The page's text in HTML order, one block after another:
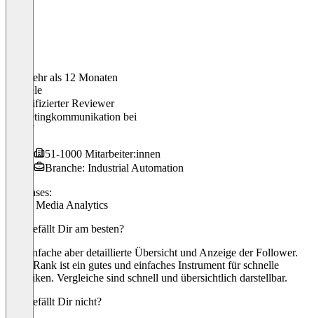
Vor mehr als 12 Monaten
Miquele
Verifizierter Reviewer
Marketingkommunikation bei
KMW
51-1000 Mitarbeiter:innen
Branche: Industrial Automation
Use cases:
Social Media Analytics
Was gefällt Dir am besten?
Die einfache aber detaillierte Übersicht und Anzeige der Follower.
SocialRank ist ein gutes und einfaches Instrument für schnelle
Statistiken. Vergleiche sind schnell und übersichtlich darstellbar.
Was gefällt Dir nicht?